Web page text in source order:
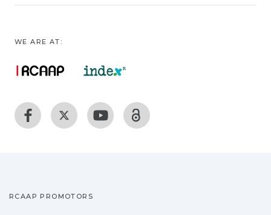
WE ARE AT:
RCAAP PROMOTORS